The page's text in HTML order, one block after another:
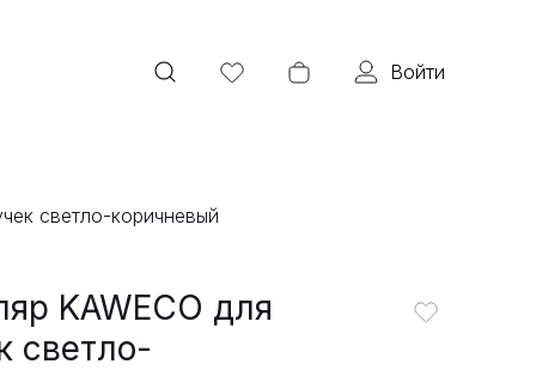
Войти
светло-коричневый
KAWECO для
светло-